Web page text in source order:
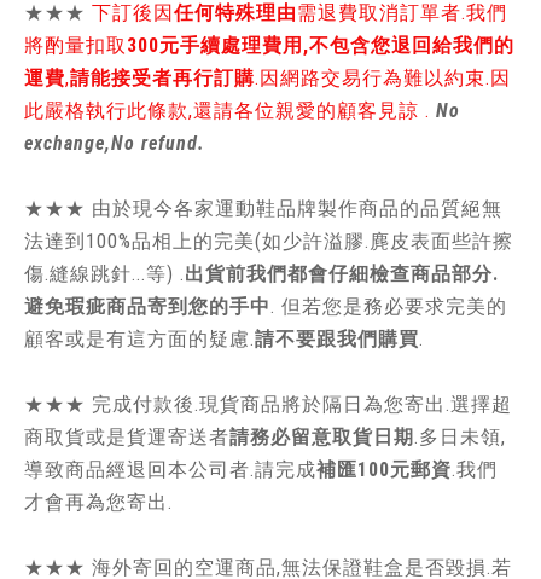
★★★ 下訂後因任何特殊理由需退費取消訂單者.我們
將酌量扣取 300元手續處理費用,不包含您退回給我們的
運費,請能接受者再行訂購.因網路交易行為難以約束.因
此嚴格執行此條款,還請各位親愛的顧客見諒 . No
exchange,No refund.
★★★ 由於現今各家運動鞋品牌製作商品的品質絕無
法達到100%品相上的完美(如少許溢膠.麂皮表面些許擦
傷.縫線跳針...等) .出貨前我們都會仔細檢查商品部分.
避免瑕疵商品寄到您的手中. 但若您是務必要求完美的
顧客或是有這方面的疑慮.請不要跟我們購買.
★★★ 完成付款後.現貨商品將於隔日為您寄出.選擇超
商取貨或是貨運寄送者請務必留意取貨日期.多日未領,
導致商品經退回本公司者.請完成補匯100元郵資.我們
才會再為您寄出.
★★★ 海外寄回的空運商品,無法保證鞋盒是否毀損.若